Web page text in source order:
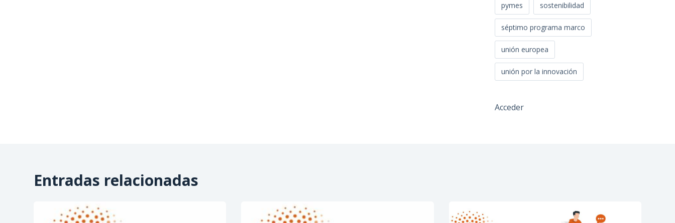
pymes sostenibilidad
séptimo programa marco
unión europea
unión por la innovación
Acceder
Entradas relacionadas